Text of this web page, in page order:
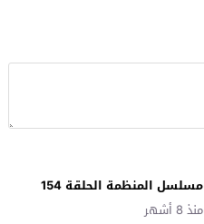
مسلسل المنظمة الحلقة 154
منذ 8 أشهر